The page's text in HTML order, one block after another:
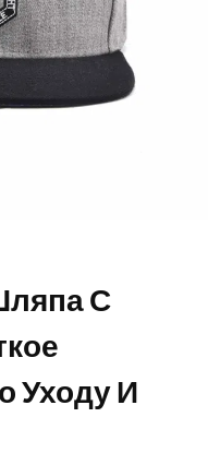
С
Уходу И